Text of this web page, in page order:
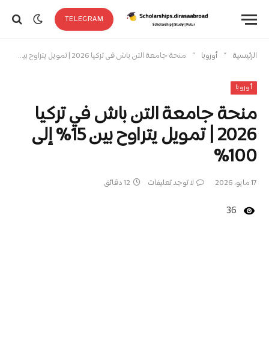
TELEGRAM
الرئيسية » أوروبا » منحة جامعة التن باش في تركيا 2026 | تمويل يتراوح بين 15% إلى 100%
أوروبا
منحة جامعة التن باش في تركيا
2026 | تمويل يتراوح بين 15% إلى
100%
17 مايو، 2026 لا توجد تعليقات 12 دقائق
36